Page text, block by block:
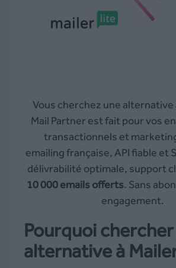
Vous cherchez une alternative
Mail Partner est fait pour vos
transactionnels et
emailing française, API fiable et
délivrabilité optimale, support
10 000 emails offerts. Sans
engagement.
Pourquoi
alternative à